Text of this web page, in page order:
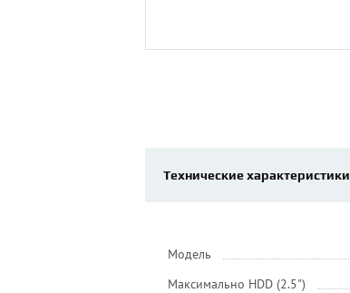
Технические характеристики
Модель
Максимально HDD (2.5")